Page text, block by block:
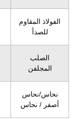
الفولاذ المقاوم
للصدأ
الصلب
المجلفن
نحاس/نحاس
أصفر / نحاس